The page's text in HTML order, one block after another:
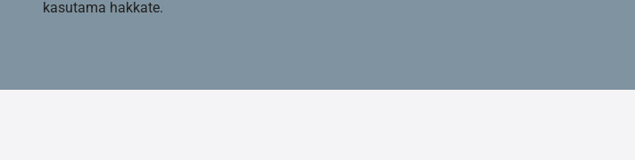
kasutama hakkate.